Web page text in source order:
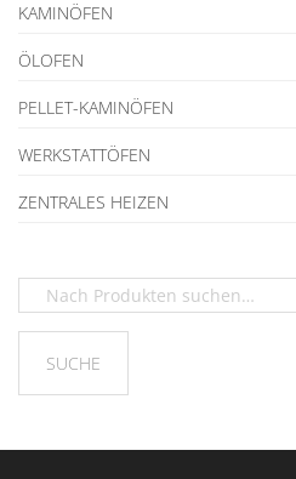
KAMINÖFEN
ÖLOFEN
PELLET-KAMINÖFEN
WERKSTATTÖFEN
ZENTRALES HEIZEN